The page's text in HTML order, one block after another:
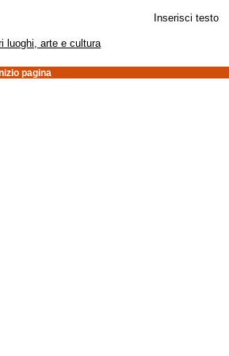
Inserisci testo
luoghi, arte e cultura
pagina